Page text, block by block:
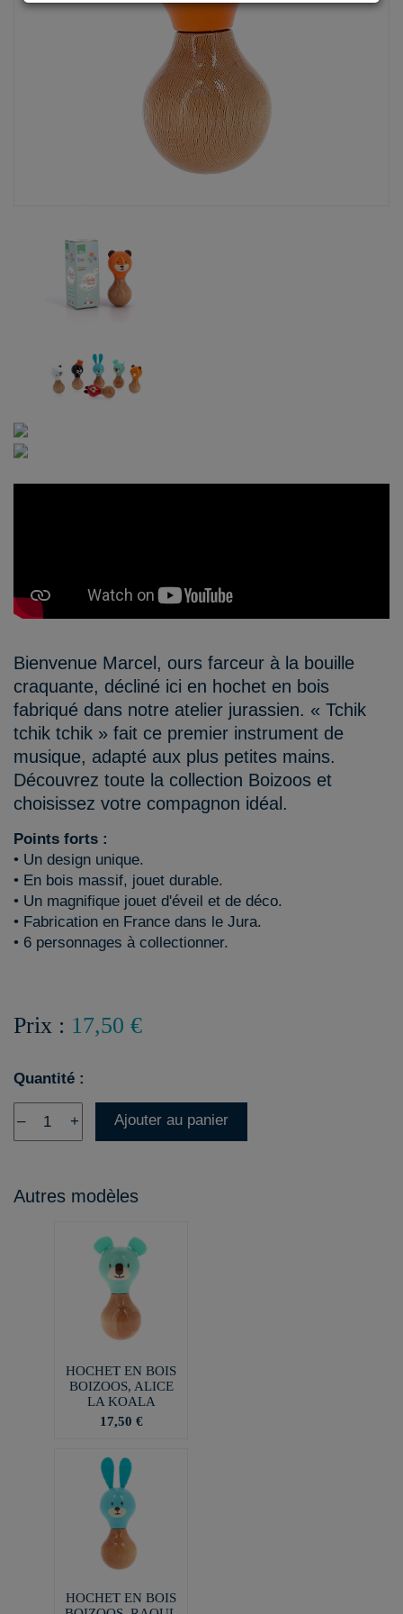
Bienvenue Marcel, ours farceur à la bouille
craquante, décliné ici en hochet en bois
fabriqué dans notre atelier jurassien. « Tchik
tchik tchik » fait ce premier instrument de
musique, adapté aux plus petites mains.
Découvrez toute la collection Boizoos et
choisissez votre compagnon idéal.
Points forts :
• Un design unique.
• En bois massif, jouet durable.
• Un magnifique jouet d'éveil et de déco.
• Fabrication en France dans le Jura.
• 6 personnages à collectionner.
Prix : 17,50 €
Quantité :
– + Ajouter au panier
Autres modèles
HOCHET EN BOIS
BOIZOOS, ALICE
LA KOALA
17,50 €
HOCHET EN BOIS